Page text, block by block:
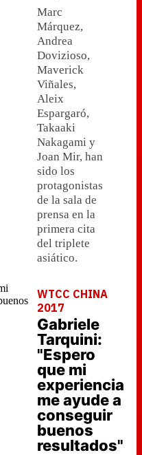
Marc
Márquez,
Andrea
Dovizioso,
Maverick
Viñales,
Aleix
Espargaró,
Takaaki
Nakagami y
Joan Mir, han
sido los
protagonistas
de la sala de
prensa en la
primera cita
del triplete
asiático.
WTCC CHINA
2017
Gabriele
Tarquini:
"Espero
que mi
experiencia
me ayude a
conseguir
buenos
resultados"